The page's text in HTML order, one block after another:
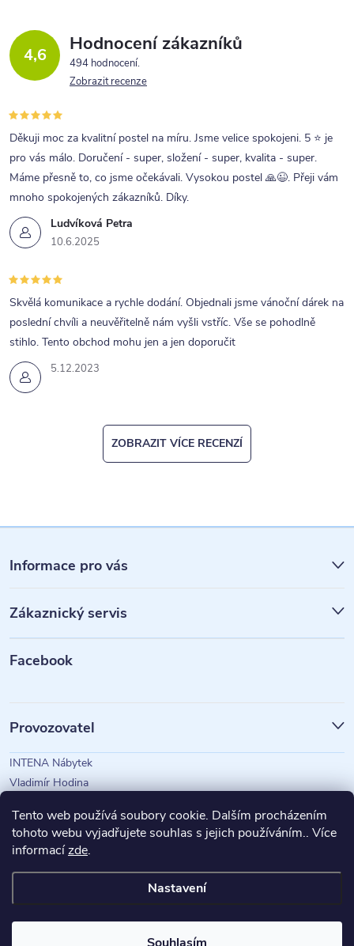
Tento web používá soubory cookie. Dalším procházením
tohoto webu vyjadřujete souhlas s jejich používáním.. Více
informacízde.
Nastavení
4,6 Hodnocení zákazníků
494 hodnocení
Zobrazit recenze
Ludvíková Petra
10.6.2025
Děkuji moc za kvalitní postel na míru. Jsme velice spokojeni. 5 ⭐ je
pro vás málo. Doručení - super, složení - super, kvalita - super.
Máme přesně to, co jsme očekávali. Vysokou postel 🙏😉. Přeji vám
mnoho spokojených zákazníků. Díky.
5.12.2023
Skvělá komunikace a rychle dodání. Objednali jsme vánoční dárek na
poslední chvíli a neuvěřitelně nám vyšli vstříc. Vše se pohodlně
stihlo. Tento obchod mohu jen a jen doporučit
ZOBRAZIT VÍCE RECENZÍ
á
p
a
Informace pro vás
Zákaznický servis
Facebook
Provozovatel
INTENA Nábytek
Vladimír Hodina
Copyright 2026INTENA Nábytek. Všechna práva vyhrazena.